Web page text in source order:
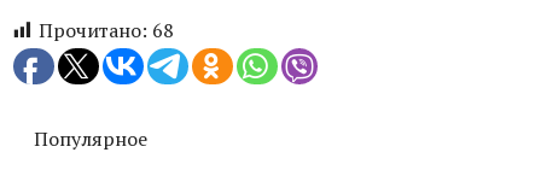
Прочитано: 68
Популярное